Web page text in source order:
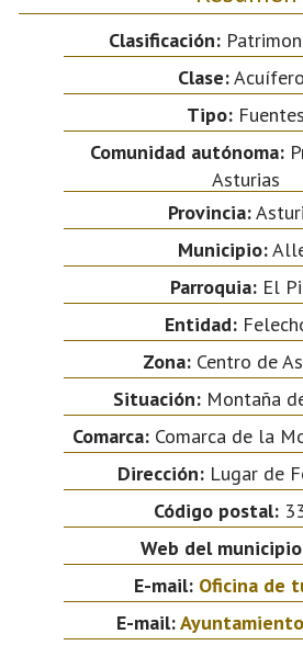
Clasificación:
Clase:
Tipo: Fuentes
Comunidad autónoma:
Asturias
Provincia:
Municipio:
Parroquia:El
Entidad:
Zona:Centro de
Situación:Montaña
Comarca:Comarca de la
Dirección:Lugar de
Código postal:
Web del
E-mail: Oficina de
E-mail: